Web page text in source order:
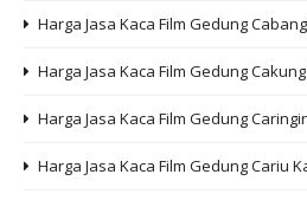
Harga Jasa Kaca Film Gedung
Harga Jasa Kaca Film Gedung
Harga Jasa Kaca Film Gedung
Harga Jasa Kaca Film Gedung Cariu